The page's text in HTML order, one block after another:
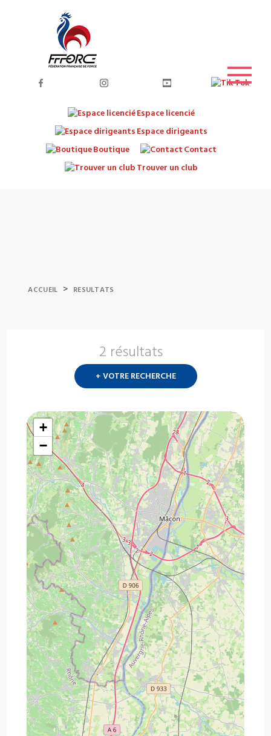
Espace licencié
Espace dirigeants
Boutique
Contact
Trouver un club
ACCUEIL > RESULTATS
2 résultats
+ VOTRE RECHERCHE
+
−